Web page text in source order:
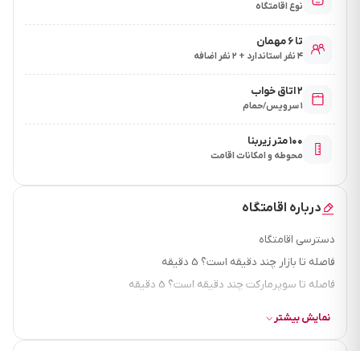
نوع اقامتگاه
تا ۶ مهمان
۴ نفر استاندارد + ۲ نفر اضافه
۲ اتاق خواب
۱ سرویس/حمام
۱۰۰ متر زیربنا
محوطه و امکانات اقامت
درباره اقامتگاه
دسترسی اقامتگاه
فاصله تا بازار چند دقیقه است؟ 5 دقیقه
فاصله تا سوپرمارکت چند دقیقه است؟ 5 دقیقه
نمایش بیشتر